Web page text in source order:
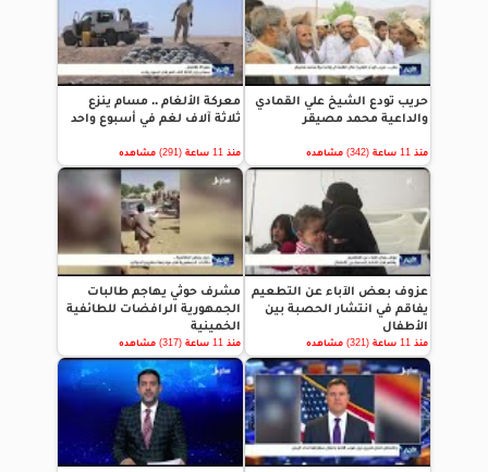
حريب تودع الشيخ علي القمادي
والداعية محمد مصيقر
منذ 11 ساعة (342) مشاهده
معركة الألغام .. مسام ينزع
ثلاثة آلاف لغم في أسبوع واحد
منذ 11 ساعة (291) مشاهده
عزوف بعض الآباء عن التطعيم
يفاقم في انتشار الحصبة بين
الأطفال
منذ 11 ساعة (321) مشاهده
مشرف حوثي يهاجم طالبات
الجمهورية الرافضات للطائفية
الخمينية
منذ 11 ساعة (317) مشاهده